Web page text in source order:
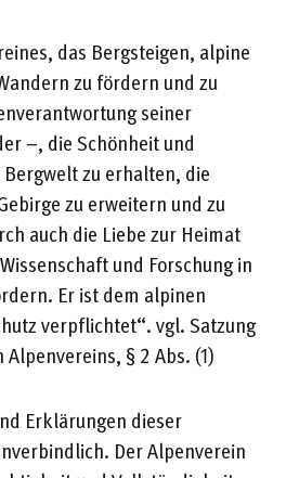
das Bergsteigen, alpine
zu fördern und zu
seiner
–, die Schönheit und
zu erhalten, die
zu erweitern und zu
auch die Liebe zur Heimat
und Forschung in
Er ist dem alpinen
verpflichtet“. vgl. Satzung
§ 2 Abs. (1)
Erklärungen dieser
Der Alpenverein